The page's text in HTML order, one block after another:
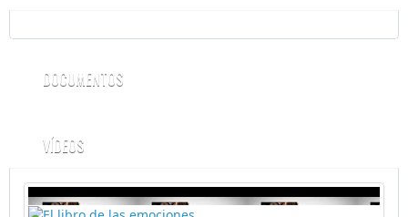
DOCUMENTOS
VÍDEOS